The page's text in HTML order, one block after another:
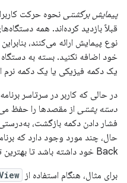
پیمایش برگشتی نحوه حرکت
قبلاً بازدید کرده‌اند. همه
نوع پیمایش ارائه می‌کنند،
خود اضافه نکنید. بسته به
یک دکمه فیزیکی یا یک دکمه نرم
در حالی که کاربر در سرتاسر
دسته پشتی از مقصدها را حفظ می
فشار دادن دکمه بازگشت،
حال، چند مورد وجود دارد که
Back خود داشته باشد تا بهترین تجربه کاربری ممکن را ارائه دهد.
برای مثال، هنگام استفاده از